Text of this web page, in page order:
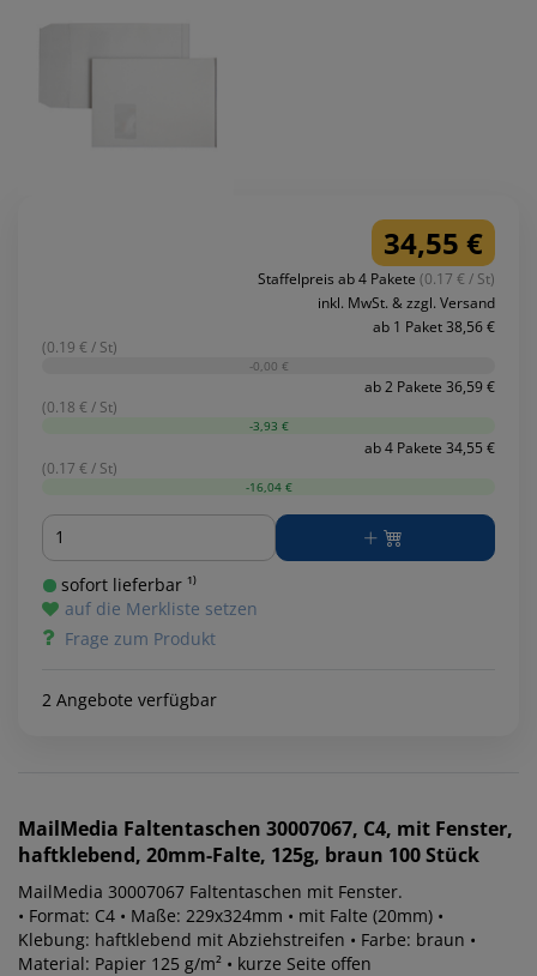
34,55 €
Staffelpreis ab 4 Pakete (0.17 € / St)
inkl. MwSt. & zzgl. Versand
ab 1 Paket 38,56 €
(0.19 € / St)
-0,00 €
ab 2 Pakete 36,59 €
(0.18 € / St)
-3,93 €
ab 4 Pakete 34,55 €
(0.17 € / St)
-16,04 €
Menge
sofort lieferbar ¹⁾
auf die Merkliste setzen
Frage zum Produkt
2 Angebote verfügbar
MailMedia Faltentaschen 30007067, C4, mit Fenster,
haftklebend, 20mm-Falte, 125g, braun 100 Stück
MailMedia 30007067 Faltentaschen mit Fenster.
• Format: C4 • Maße: 229x324mm • mit Falte (20mm) •
Klebung: haftklebend mit Abziehstreifen • Farbe: braun •
Material: Papier 125 g/m² • kurze Seite offen